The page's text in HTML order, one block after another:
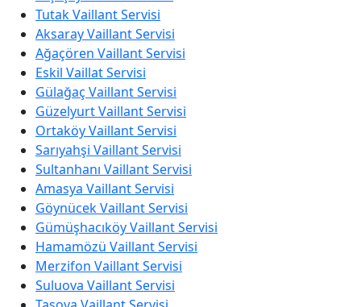
Tutak Vaillant Servisi
Aksaray Vaillant Servisi
Ağaçören Vaillant Servisi
Eskil Vaillat Servisi
Gülağaç Vaillant Servisi
Güzelyurt Vaillant Servisi
Ortaköy Vaillant Servisi
Sarıyahşi Vaillant Servisi
Sultanhanı Vaillant Servisi
Amasya Vaillant Servisi
Göynücek Vaillant Servisi
Gümüşhacıköy Vaillant Servisi
Hamamözü Vaillant Servisi
Merzifon Vaillant Servisi
Suluova Vaillant Servisi